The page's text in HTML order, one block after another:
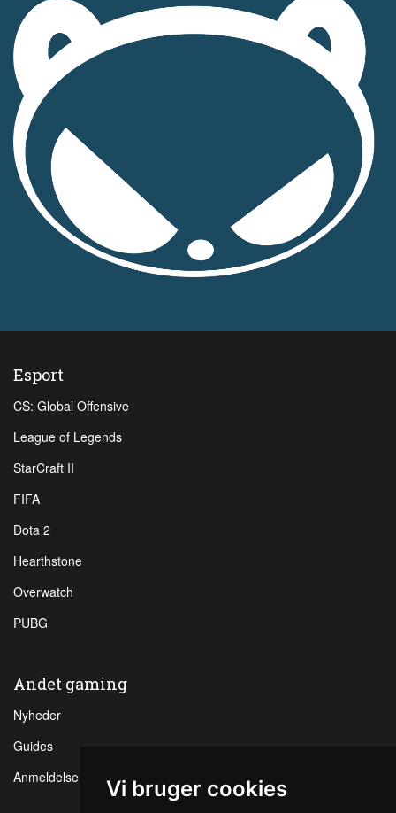
Vi bruger cookies
Esport
CS: Global Offensive
League of Legends
StarCraft II
FIFA
Dota 2
Hearthstone
Overwatch
PUBG
Andet gaming
Nyheder
Guides
Anmeldelser